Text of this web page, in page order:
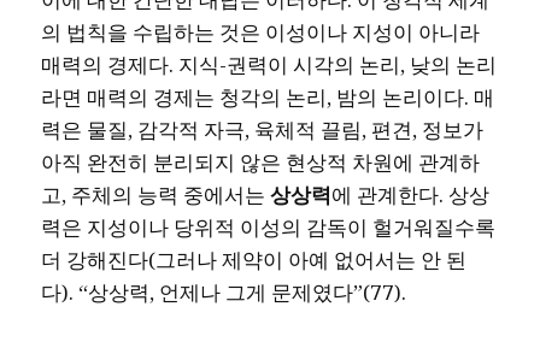
의 법칙을 수립하는 것은 이성이나 지성이 아니라
매력의 경제다. 지식-권력이 시각의 논리, 낮의 논리
라면 매력의 경제는 청각의 논리, 밤의 논리이다. 매
력은 물질, 감각적 자극, 육체적 끌림, 편견, 정보가
아직 완전히 분리되지 않은 현상적 차원에 관계하
고, 주체의 능력 중에서는상상력에 관계한다. 상상
력은 지성이나 당위적 이성의 감독이 헐거워질수록
더 강해진다(그러나 제약이 아예 없어서는 안 된
다). “상상력, 언제나 그게 문제였다”(77).